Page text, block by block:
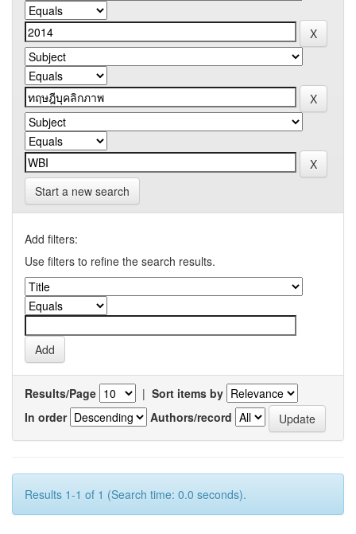
Start a new search
Add filters:
Use filters to refine the search results.
Results/Page | Sort items by
In order
Authors/record
Results 1-1 of 1 (Search time: 0.0 seconds).